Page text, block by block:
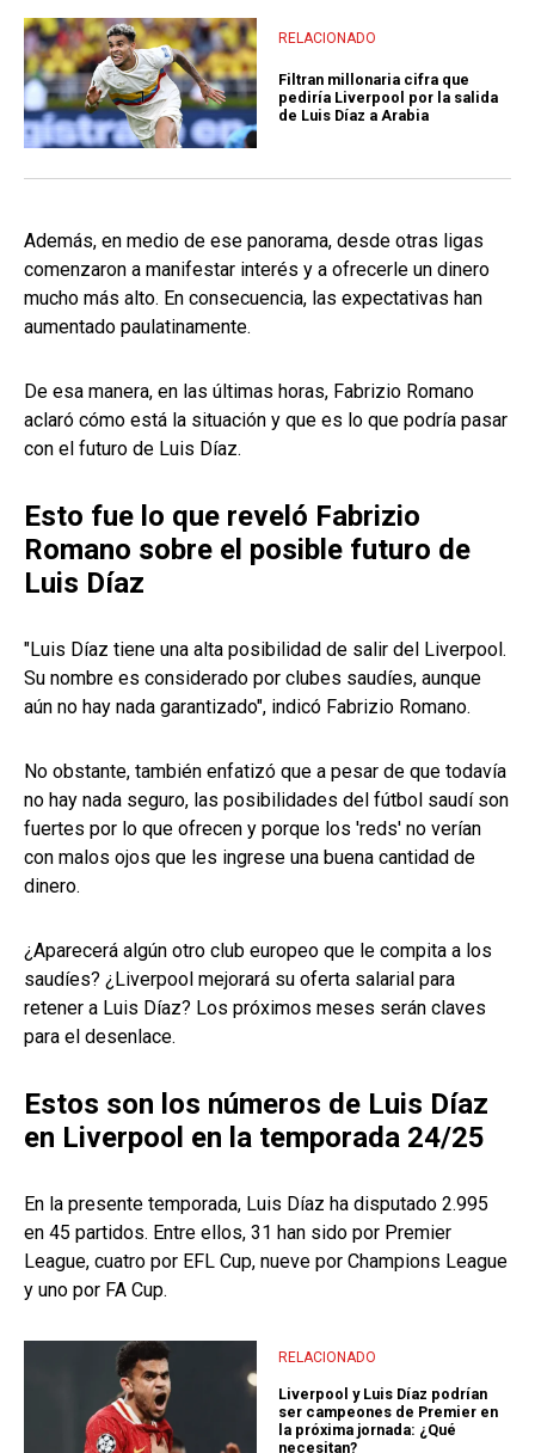
RELACIONADO
Filtran millonaria cifra que
pediría Liverpool por la salida
de Luis Díaz a Arabia
Además, en medio de ese panorama, desde otras ligas
comenzaron a manifestar interés y a ofrecerle un dinero
mucho más alto. En consecuencia, las expectativas han
aumentado paulatinamente.
De esa manera, en las últimas horas, Fabrizio Romano
aclaró cómo está la situación y que es lo que podría pasar
con el futuro de Luis Díaz.
Esto fue lo que reveló Fabrizio
Romano sobre el posible futuro de
Luis Díaz
"Luis Díaz tiene una alta posibilidad de salir del Liverpool.
Su nombre es considerado por clubes saudíes, aunque
aún no hay nada garantizado", indicó Fabrizio Romano.
No obstante, también enfatizó que a pesar de que todavía
no hay nada seguro, las posibilidades del fútbol saudí son
fuertes por lo que ofrecen y porque los 'reds' no verían
con malos ojos que les ingrese una buena cantidad de
dinero.
¿Aparecerá algún otro club europeo que le compita a los
saudíes? ¿Liverpool mejorará su oferta salarial para
retener a Luis Díaz? Los próximos meses serán claves
para el desenlace.
Estos son los números de Luis Díaz
en Liverpool en la temporada 24/25
En la presente temporada, Luis Díaz ha disputado 2.995
en 45 partidos. Entre ellos, 31 han sido por Premier
League, cuatro por EFL Cup, nueve por Champions League
y uno por FA Cup.
RELACIONADO
Liverpool y Luis Díaz podrían
ser campeones de Premier en
la próxima jornada: ¿Qué
necesitan?